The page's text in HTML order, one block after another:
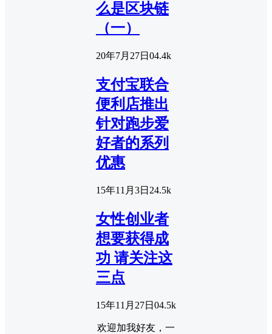
么是区块链
（一）
20年7月27日 04.4k
支付宝联合
便利店推出
针对跑步爱
好者的系列
优惠
15年11月3日 24.5k
女性创业者
想要获得成
功 请关注这
三点
15年11月27日 04.5k
欢迎加我好友，一